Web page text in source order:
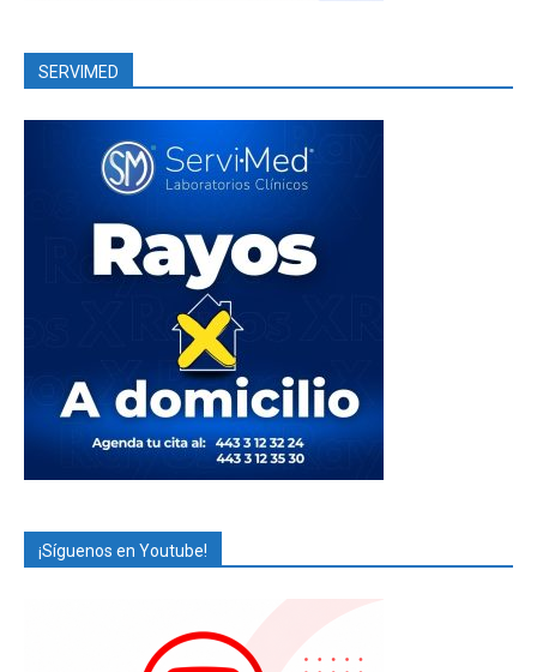
SERVIMED
¡Síguenos en Youtube!